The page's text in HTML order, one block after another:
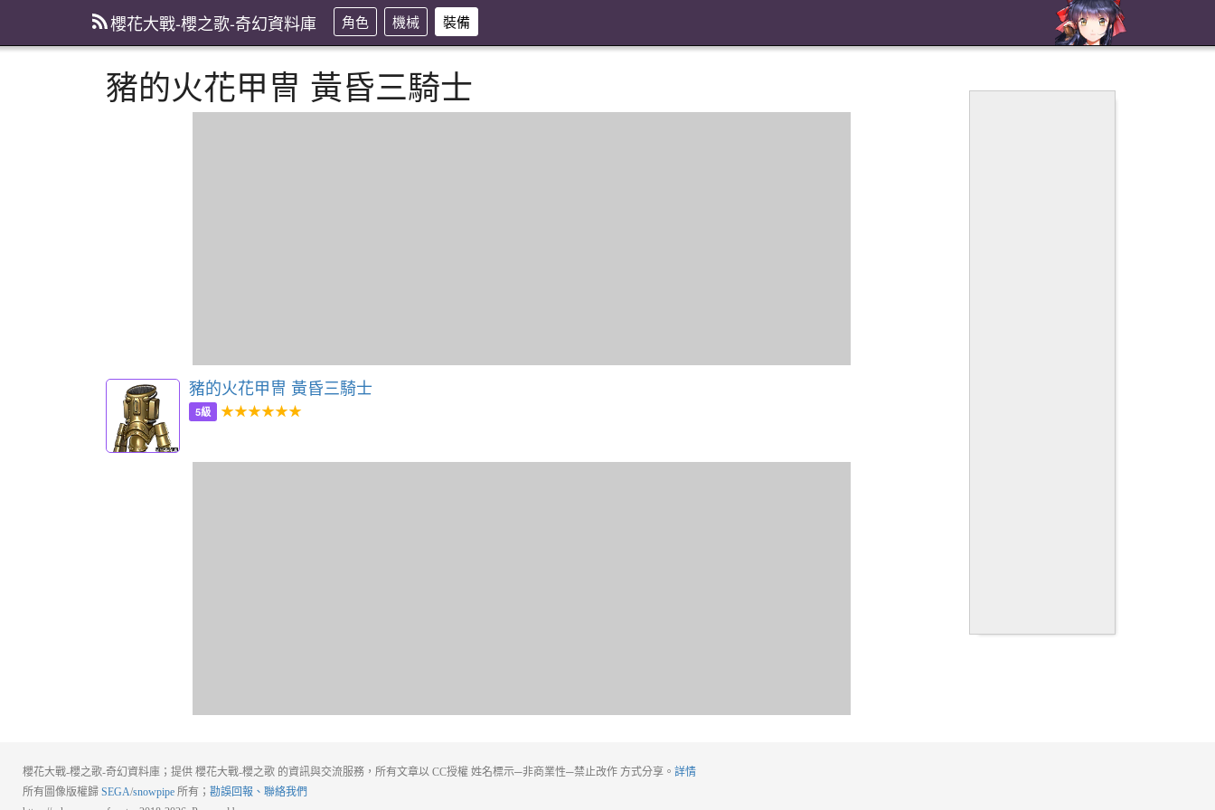
櫻花大戰-櫻之歌-奇幻資料庫 角色 機械 裝備
豬的火花甲冑 黃昏三騎士
豬的火花甲冑 黃昏三騎士
5級 ★★★★★★
櫻花大戰-櫻之歌-奇幻資料庫；提供 櫻花大戰-櫻之歌 的資訊與交流服務，所有文章以 CC授權 姓名標示─非商業性─禁止改作 方式分享。 詳情
所有圖像版權歸 SEGA/snowpipe 所有； 勘誤回報、聯絡我們